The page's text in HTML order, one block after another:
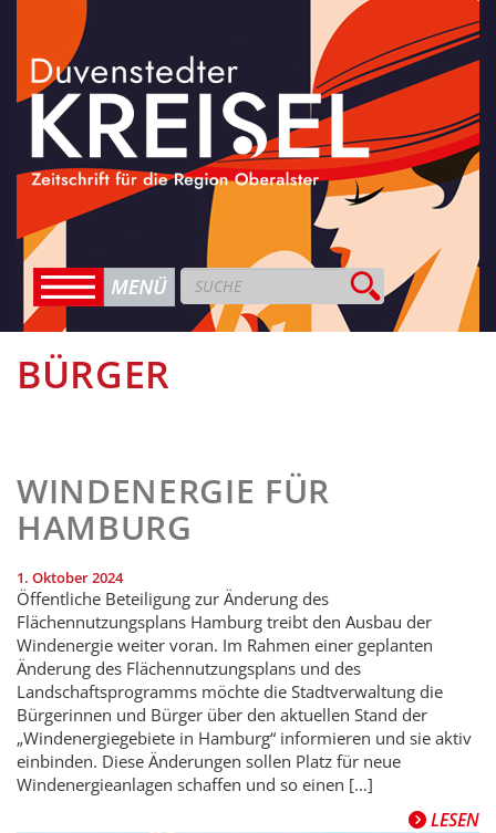
BÜRGER
WINDENERGIE FÜR
HAMBURG
1. Oktober 2024
Öffentliche Beteiligung zur Änderung des
Flächennutzungsplans Hamburg treibt den Ausbau der
Windenergie weiter voran. Im Rahmen einer geplanten
Änderung des Flächennutzungsplans und des
Landschaftsprogramms möchte die Stadtverwaltung die
Bürgerinnen und Bürger über den aktuellen Stand der
„Windenergiegebiete in Hamburg“ informieren und sie aktiv
einbinden. Diese Änderungen sollen Platz für neue
Windenergieanlagen schaffen und so einen […]
LESEN